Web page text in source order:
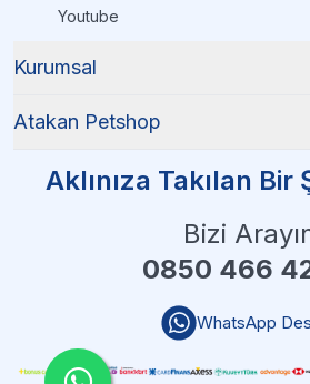
Youtube
Kurumsal
Atakan Petshop
Aklınıza Takılan Bir
Bizi
0850 466
WhatsApp